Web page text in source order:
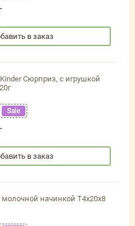
в заказ
Сюрприз, с игрушкой
Sale
в заказ
молочной начинкой Т4х20х8